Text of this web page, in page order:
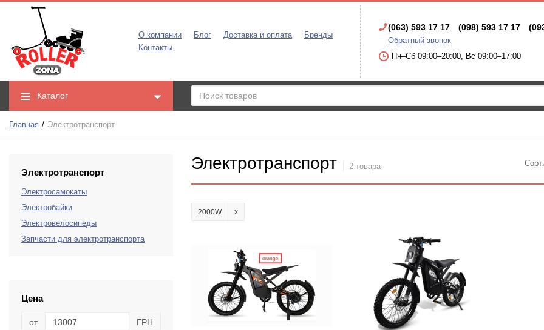
О компании Блог Доставка и оплата
Бренды
Контакты
(063) 593 17 17 (098) 593 17 17
Обратный звонок
Пн–Сб 09:00–20:00, Вс 09:00–17:00
Каталог
Главная Электротранспорт
Электротранспорт
Электросамокаты
Электробайки
Электровелосипеды
Запчасти для электротранспорта
Цена
от ГРН
Электротранспорт 2 товара
2000W